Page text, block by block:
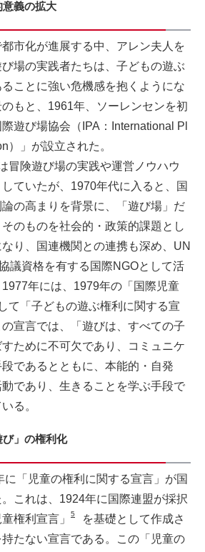
義の拡大
市化が進展する中、アレン夫人を
場の実践者たちは、子どもの遊ぶ
ことに強い危機感を抱くようにな
もと、1961年、ソーレンセンを初
遊び場協会（IPA：International Pl
）」が設立された。
冒険遊び場の実践や運営ノウハウ
ていたが、1970年代に入ると、国
の高まりを背景に、「遊び場」だ
のものを社会的・政策的課題とし
り、国連機関との連携も深め、UN
議資格を有する国際NGOとして活
年には、1979年の「国際児童
て「子どもの遊ぶ権利に関する宣
宣言では、「遊びは、すべての子
ために不可欠であり、コミュニケ
であるとともに、本能的・自発
であり、生きることを学ぶ手段で
る。
」の権利化
に「児童の権利に関する宣言」が国
これは、1924年に国際連盟が採択
権利宣言」
5
を基礎として作成さ
たない宣言である。この「児童の